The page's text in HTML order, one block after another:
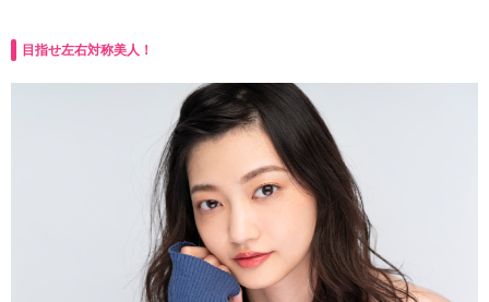
目指せ左右対称美人！